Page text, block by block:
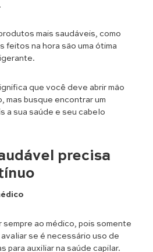
mais saudáveis, como
feitos na hora são uma ótima
que você deve abrir mão
mas busque encontrar um
a sua saúde e seu cabelo
precisa
sempre ao médico, pois somente
se é necessário uso de
para auxiliar na saúde capilar.